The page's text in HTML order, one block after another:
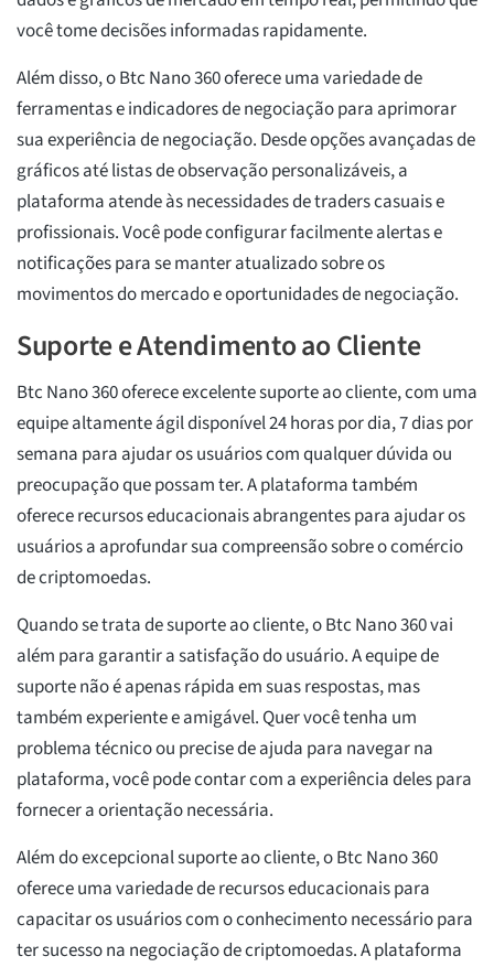
você tome decisões informadas rapidamente.
Além disso, o Btc Nano 360 oferece uma variedade de
ferramentas e indicadores de negociação para aprimorar
sua experiência de negociação. Desde opções avançadas de
gráficos até listas de observação personalizáveis, a
plataforma atende às necessidades de traders casuais e
profissionais. Você pode configurar facilmente alertas e
notificações para se manter atualizado sobre os
movimentos do mercado e oportunidades de negociação.
Suporte e Atendimento ao Cliente
Btc Nano 360 oferece excelente suporte ao cliente, com uma
equipe altamente ágil disponível 24 horas por dia, 7 dias por
semana para ajudar os usuários com qualquer dúvida ou
preocupação que possam ter. A plataforma também
oferece recursos educacionais abrangentes para ajudar os
usuários a aprofundar sua compreensão sobre o comércio
de criptomoedas.
Quando se trata de suporte ao cliente, o Btc Nano 360 vai
além para garantir a satisfação do usuário. A equipe de
suporte não é apenas rápida em suas respostas, mas
também experiente e amigável. Quer você tenha um
problema técnico ou precise de ajuda para navegar na
plataforma, você pode contar com a experiência deles para
fornecer a orientação necessária.
Além do excepcional suporte ao cliente, o Btc Nano 360
oferece uma variedade de recursos educacionais para
capacitar os usuários com o conhecimento necessário para
ter sucesso na negociação de criptomoedas. A plataforma